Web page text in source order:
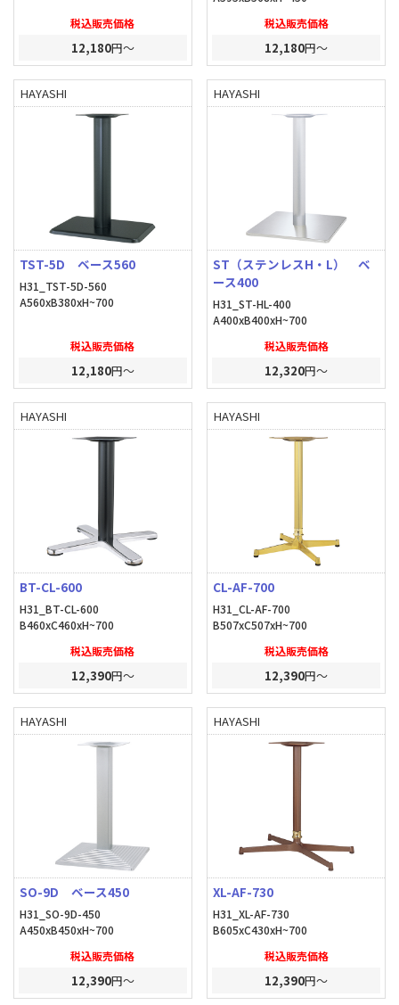
税込販売価格
12,180円～
税込販売価格
12,180円～
HAYASHI
TST-5D ベース560
H31_TST-5D-560
A560xB380xH~700
税込販売価格
12,180円～
HAYASHI
ST（ステンレスH・L） ベ
ース400
H31_ST-HL-400
A400xB400xH~700
税込販売価格
12,320円～
HAYASHI
BT-CL-600
H31_BT-CL-600
B460xC460xH~700
税込販売価格
12,390円～
HAYASHI
CL-AF-700
H31_CL-AF-700
B507xC507xH~700
税込販売価格
12,390円～
HAYASHI
SO-9D ベース450
H31_SO-9D-450
A450xB450xH~700
税込販売価格
12,390円～
HAYASHI
XL-AF-730
H31_XL-AF-730
B605xC430xH~700
税込販売価格
12,390円～